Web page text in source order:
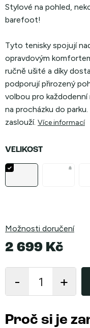
Stylové na pohled,
barefoot!
Tyto tenisky spojují
opravdovým
ručně ušité a díky
podporují přirozený
volbou pro
na procházku do
zaslouží. Více informací
VELIKOST
Možnosti doručení
2 699 Kč
cena:
Proč si je